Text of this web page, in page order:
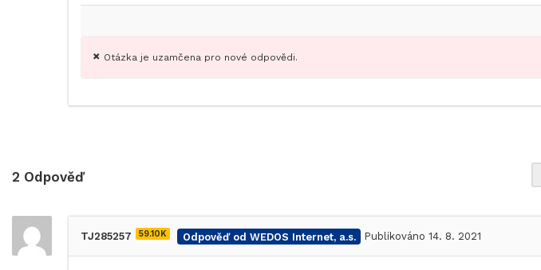
Otázka je uzamčena pro nové odpovědi.
2 Odpověď
TJ285257 59.10K Odpověď od WEDOS Internet, a.s. Publikováno 14. 8. 2021